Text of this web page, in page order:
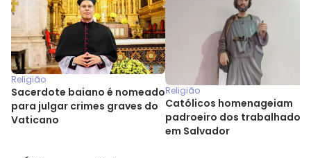
Religião
Sacerdote baiano é nomeado
para julgar crimes graves do
Vaticano
Religião
Católicos homenageiam
padroeiro dos
em Salvador